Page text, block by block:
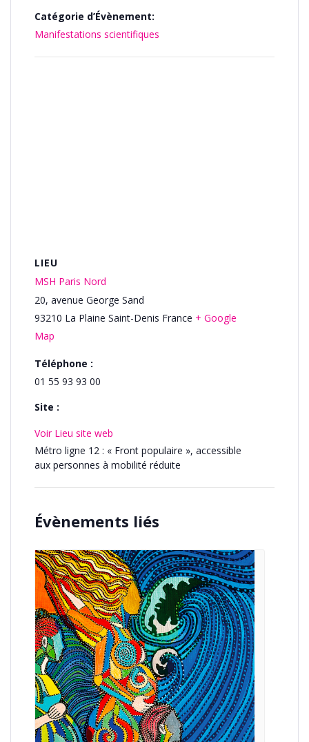
Catégorie d’Évènement:
Manifestations scientifiques
LIEU
MSH Paris Nord
20, avenue George Sand
93210 La Plaine Saint-Denis France + Google
Map
Téléphone :
01 55 93 93 00
Site :
Voir Lieu site web
Métro ligne 12 : « Front populaire », accessible
aux personnes à mobilité réduite
Évènements liés